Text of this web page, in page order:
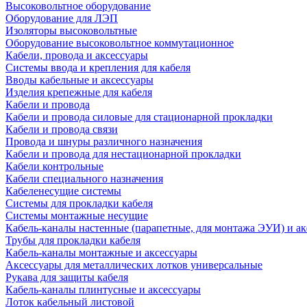
Высоковольтное оборудование
Оборудование для ЛЭП
Изоляторы высоковольтные
Оборудование высоковольтное коммутационное
Кабели, провода и аксессуары
Системы ввода и крепления для кабеля
Вводы кабельные и аксессуары
Изделия крепежные для кабеля
Кабели и провода
Кабели и провода силовые для стационарной прокладки
Кабели и провода связи
Провода и шнуры различного назначения
Кабели и провода для нестационарной прокладки
Кабели контрольные
Кабели специального назначения
Кабеленесущие системы
Системы для прокладки кабеля
Системы монтажные несущие
Кабель-каналы настенные (парапетные, для монтажа ЭУИ) и
Трубы для прокладки кабеля
Кабель-каналы монтажные и аксессуары
Аксессуары для металлических лотков универсальные
Рукава для защиты кабеля
Кабель-каналы плинтусные и аксессуары
Лоток кабельный листовой